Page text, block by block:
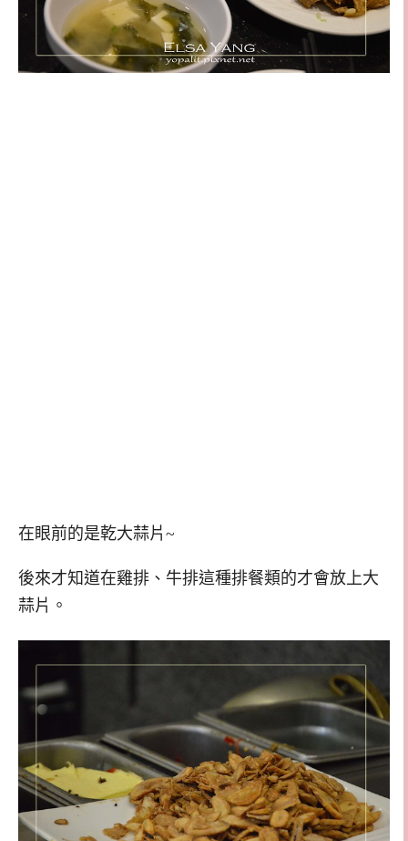
在眼前的是乾大蒜片~
後來才知道在雞排、牛排這種排餐類的才會放上大
蒜片。